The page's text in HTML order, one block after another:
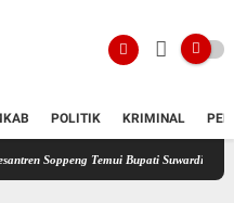
POLITIK KRIMINAL
Bupati Suwardi Haseng Serahkan